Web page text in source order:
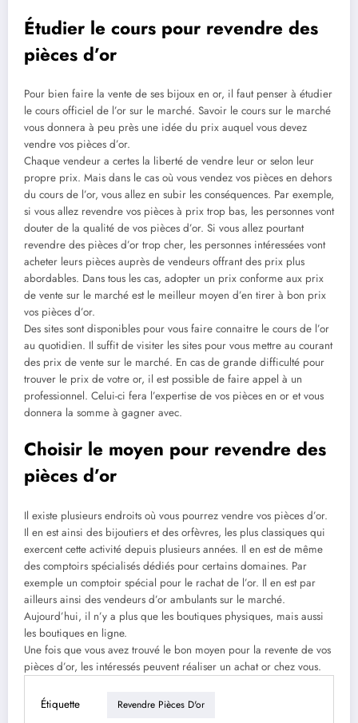
Étudier le cours pour revendre des
pièces d’or
Pour bien faire la vente de ses bijoux en or, il faut penser à étudier
le cours officiel de l’or sur le marché. Savoir le cours sur le marché
vous donnera à peu près une idée du prix auquel vous devez
vendre vos pièces d’or.
Chaque vendeur a certes la liberté de vendre leur or selon leur
propre prix. Mais dans le cas où vous vendez vos pièces en dehors
du cours de l’or, vous allez en subir les conséquences. Par exemple,
si vous allez revendre vos pièces à prix trop bas, les personnes vont
douter de la qualité de vos pièces d’or. Si vous allez pourtant
revendre des pièces d’or trop cher, les personnes intéressées vont
acheter leurs pièces auprès de vendeurs offrant des prix plus
abordables. Dans tous les cas, adopter un prix conforme aux prix
de vente sur le marché est le meilleur moyen d’en tirer à bon prix
vos pièces d’or.
Des sites sont disponibles pour vous faire connaitre le cours de l’or
au quotidien. Il suffit de visiter les sites pour vous mettre au courant
des prix de vente sur le marché. En cas de grande difficulté pour
trouver le prix de votre or, il est possible de faire appel à un
professionnel. Celui-ci fera l’expertise de vos pièces en or et vous
donnera la somme à gagner avec.
Choisir le moyen pour revendre des
pièces d’or
Il existe plusieurs endroits où vous pourrez vendre vos pièces d’or.
Il en est ainsi des bijoutiers et des orfèvres, les plus classiques qui
exercent cette activité depuis plusieurs années. Il en est de même
des comptoirs spécialisés dédiés pour certains domaines. Par
exemple un comptoir spécial pour le rachat de l’or. Il en est par
ailleurs ainsi des vendeurs d’or ambulants sur le marché.
Aujourd’hui, il n’y a plus que les boutiques physiques, mais aussi
les boutiques en ligne.
Une fois que vous avez trouvé le bon moyen pour la revente de vos
pièces d’or, les intéressés peuvent réaliser un achat or chez vous.
Étiquette Revendre Pièces D'or